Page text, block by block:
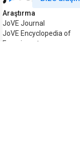
Araştırma
JoVE Journal
JoVE Encyclopedia of
Experiments